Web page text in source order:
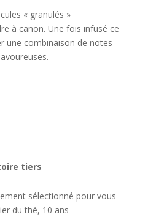
« granulés »
à canon. Une fois infusé ce
une combinaison de notes
tiers
sélectionné pour vous
du thé, 10 ans